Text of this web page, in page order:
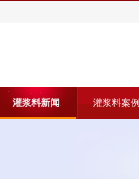
灌浆料新闻 灌浆料案例